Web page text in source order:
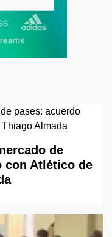
de
con Atlético de